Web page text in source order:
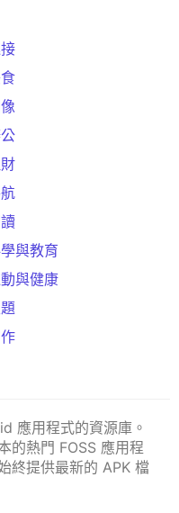
與教育
與健康
應用程式的資源庫。
的熱門 FOSS 應用程
終提供最新的 APK 檔